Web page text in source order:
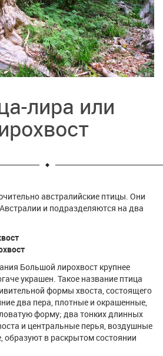
лира или
австралийские птицы. Они
и подразделяются на два
Большой лирохвост крупнее
украшен. Такое название птица
формы хвоста, состоящего
два пера, плотные и окрашенные,
форму; два тонких длинных
и центральные перья, воздушные
образуют в раскрытом состоянии